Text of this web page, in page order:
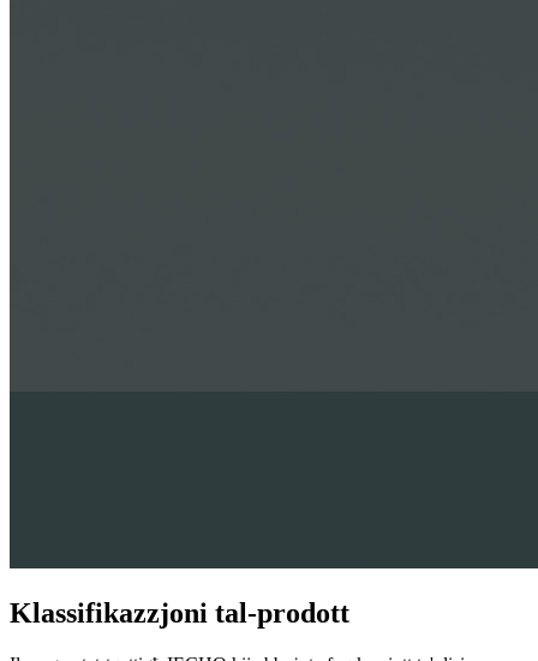
Klassifikazzjoni tal-prodott